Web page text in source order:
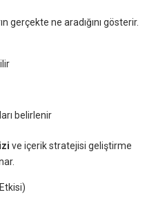
gerçekte ne aradığını gösterir.
belirlenir
ve içerik stratejisi geliştirme